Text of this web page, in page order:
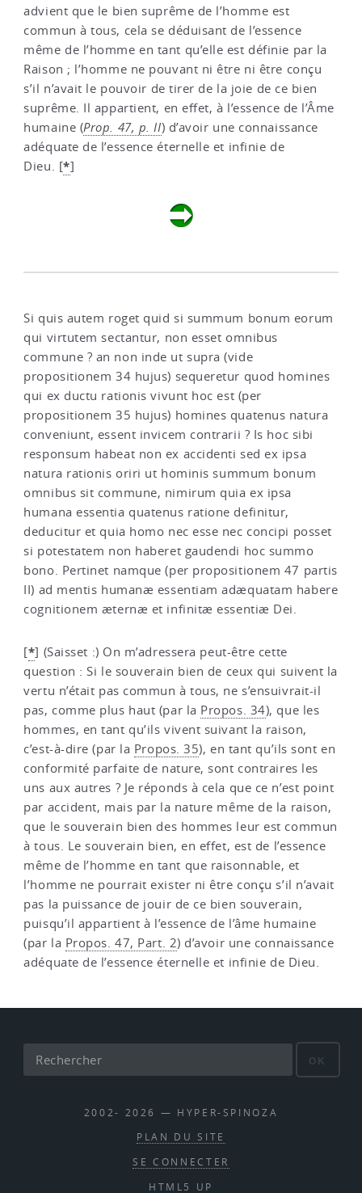
advient que le bien suprême de l’homme est
commun à tous, cela se déduisant de l’essence
même de l’homme en tant qu’elle est définie par la
Raison ; l’homme ne pouvant ni être ni être conçu
s’il n’avait le pouvoir de tirer de la joie de ce bien
suprême. Il appartient, en effet, à l’essence de l’Âme
humaine (Prop. 47, p. II) d’avoir une connaissance
adéquate de l’essence éternelle et infinie de
Dieu. [*]
Si quis autem roget quid si summum bonum eorum
qui virtutem sectantur, non esset omnibus
commune ? an non inde ut supra (vide
propositionem 34 hujus) sequeretur quod homines
qui ex ductu rationis vivunt hoc est (per
propositionem 35 hujus) homines quatenus natura
conveniunt, essent invicem contrarii ? Is hoc sibi
responsum habeat non ex accidenti sed ex ipsa
natura rationis oriri ut hominis summum bonum
omnibus sit commune, nimirum quia ex ipsa
humana essentia quatenus ratione definitur,
deducitur et quia homo nec esse nec concipi posset
si potestatem non haberet gaudendi hoc summo
bono. Pertinet namque (per propositionem 47 partis
II) ad mentis humanæ essentiam adæquatam habere
cognitionem æternæ et infinitæ essentiæ Dei.
[*] (Saisset :) On m’adressera peut-être cette
question : Si le souverain bien de ceux qui suivent la
vertu n’était pas commun à tous, ne s’ensuivrait-il
pas, comme plus haut (par la Propos. 34), que les
hommes, en tant qu’ils vivent suivant la raison,
c’est-à-dire (par la Propos. 35), en tant qu’ils sont en
conformité parfaite de nature, sont contraires les
uns aux autres ? Je réponds à cela que ce n’est point
par accident, mais par la nature même de la raison,
que le souverain bien des hommes leur est commun
à tous. Le souverain bien, en effet, est de l’essence
même de l’homme en tant que raisonnable, et
l’homme ne pourrait exister ni être conçu s’il n’avait
pas la puissance de jouir de ce bien souverain,
puisqu’il appartient à l’essence de l’âme humaine
(par la Propos. 47, Part. 2) d’avoir une connaissance
adéquate de l’essence éternelle et infinie de Dieu.
OK
2002- 2026 — HYPER-SPINOZA
PLAN DU SITE
SE CONNECTER
HTML5 UP